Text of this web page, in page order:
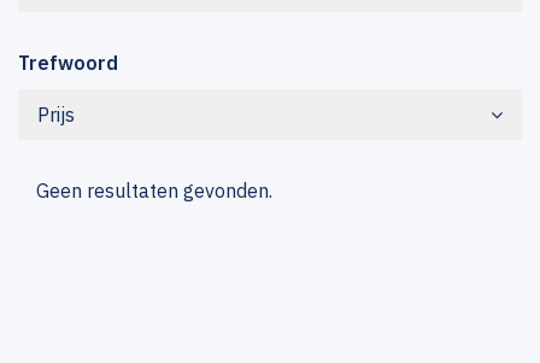
Trefwoord
Prijs
Geen resultaten gevonden.